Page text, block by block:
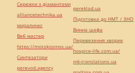
Сережки з діамантами
alliancetechnika.ua
миралинкс
Веб мастер
https://motokosmos.ua/
Синтезатори
perevod.agency
pereklad.ua
Підготовка до НМТ / ЗНО
Винна шафа
Перевезення хворих
hospice-life.com.ua/
mk-translations.ua